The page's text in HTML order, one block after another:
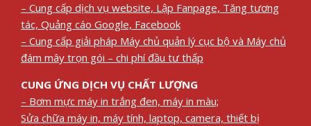
– Cung cấp dịch vụ website, Lập Fanpage, Tăng tương
tác, Quảng cáo Google, Facebook
– Cung cấp giải pháp Máy chủ quản lý cục bộ và Máy chủ
đám mây trọn gói – chi phí đầu tư thấp
CUNG ỨNG DỊCH VỤ CHẤT LƯỢNG
– Bơm mực máy in trắng đen, máy in màu;
Sửa chữa máy in, máy tính, laptop, camera, thiết bị